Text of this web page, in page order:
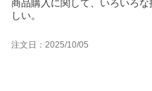
商品購入に関して、いろいろ
しい。
注文日：2025/10/05